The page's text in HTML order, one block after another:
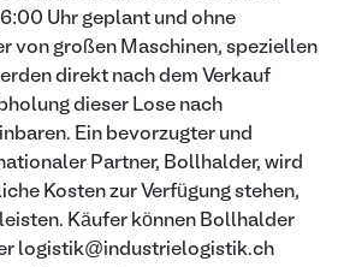
Uhr geplant und ohne
von großen Maschinen, speziellen
direkt nach dem Verkauf
dieser Lose nach
Ein bevorzugter und
Partner, Bollhalder, wird
Kosten zur Verfügung stehen,
Käufer können Bollhalder
logistik@industrielogistik.ch